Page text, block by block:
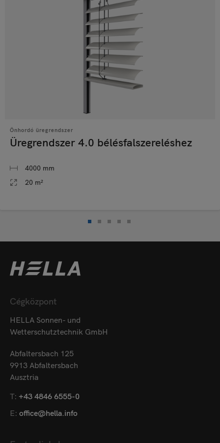
Önhordó üregrendszer
Üregrendszer 4.0 bélésfalszereléshez
4000 mm
20 m²
Cégközpont
HELLA Sonnen- und
Wetterschutztechnik GmbH
Abfaltersbach 125
9913 Abfaltersbach
Ausztria
T: +43 4846 6555-0
E: office@hella.info